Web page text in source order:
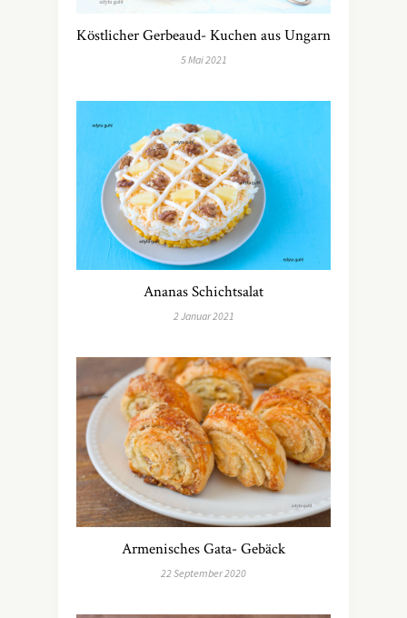
Köstlicher Gerbeaud- Kuchen aus Ungarn
5 Mai 2021
Ananas Schichtsalat
2 Januar 2021
Armenisches Gata- Gebäck
22 September 2020